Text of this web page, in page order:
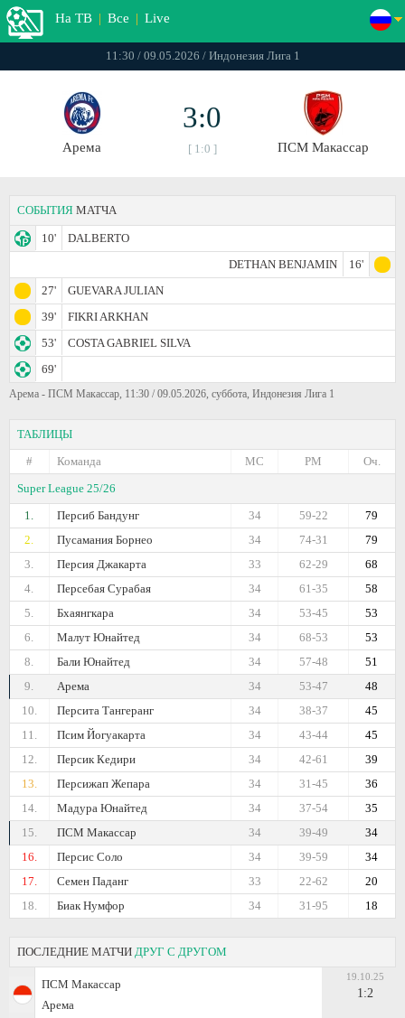
На ТВ | Все | Live
11:30 / 09.05.2026 / Индонезия Лига 1
Арема
3:0
[ 1:0 ] ПСМ Макассар
СОБЫТИЯ МАТЧА
10'
DALBERTO
DETHAN BENJAMIN
16'
27'
GUEVARA JULIAN
39'
FIKRI ARKHAN
53'
COSTA GABRIEL SILVA
69'
Арема - ПСМ Макассар, 11:30 / 09.05.2026, суббота, Индонезия Лига 1
ТАБЛИЦЫ
#
Команда Оч.
РМ
МС
Super League 25/26
1.
Персиб Бандунг 79
59-22
34
2.
Пусамания Борнео 79
74-31
34
3.
Персия Джакарта 68
62-29
33
4.
Персебая Сурабая 58
61-35
34
5.
Бхаянгкара 53
53-45
34
6.
Малут Юнайтед 53
68-53
34
8.
Бали Юнайтед 51
57-48
34
9.
Арема 48
53-47
34
10.
Персита Тангеранг 45
38-37
34
11.
Псим Йогуакарта 45
43-44
34
12.
Персик Кедири 39
42-61
34
13.
Персижап Жепара 36
31-45
34
14.
Мадура Юнайтед 35
37-54
34
15.
ПСМ Макассар 34
39-49
34
16.
Персис Соло 34
39-59
34
17.
Семен Паданг 20
22-62
33
18.
Биак Нумфор 18
31-95
34
ПОСЛЕДНИЕ МАТЧИ ДРУГ С ДРУГОМ
ПСМ Макассар
Арема
19.10.25
1:2